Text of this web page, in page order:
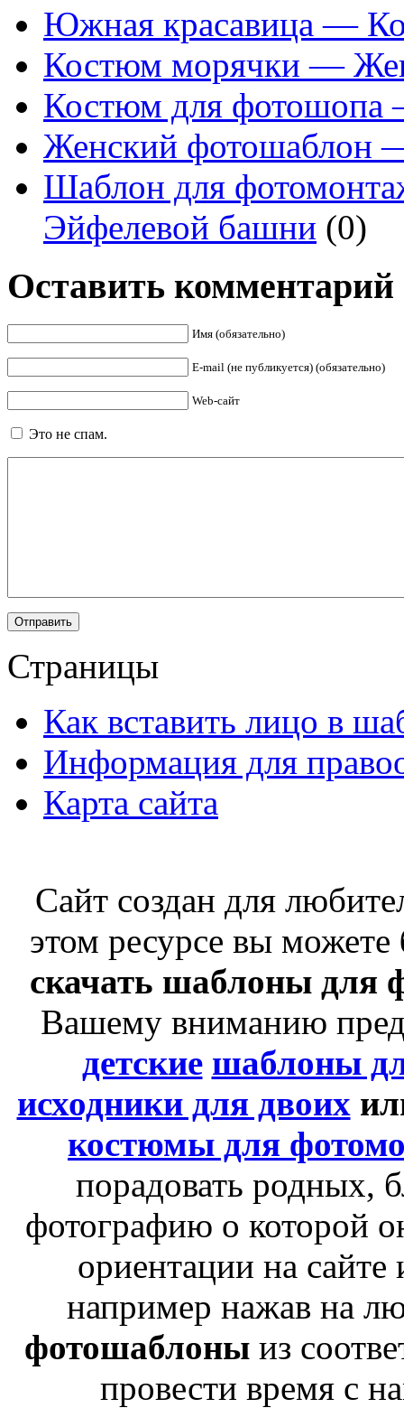
Южная красавица —
Костюм морячки —
Костюм для
Женский фотошаблон
Шаблон для
Эйфелевой башни (0)
Оставить комментарий
Имя (обязательно)
E-mail (не публикуется) (обязательно)
Web-сайт
Это не спам.
Страницы
Как вставить лицо в
Информация для
Карта сайта
Сайт создан для
этом ресурсе вы можете
скачать шаблоны для
Вашему вниманию
детские шаблоны
исходники для двоих
костюмы для
порадовать родных,
фотографию о которой
ориентации на сайте
например нажав на
фотошаблоныиз
провести время с